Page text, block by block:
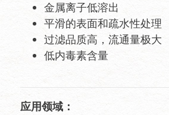
金属离子低溶出
平滑的表面和疏水性处理
过滤品质高，流通量极大
低内毒素含量
应用领域：